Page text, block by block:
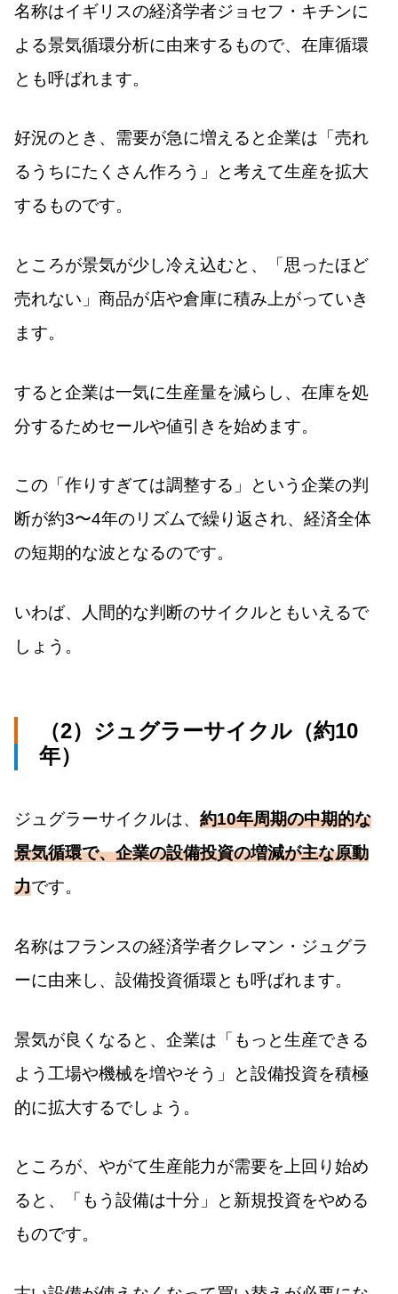
名称はイギリスの経済学者ジョセフ・キチンに
よる景気循環分析に由来するもので、在庫循環
とも呼ばれます。
好況のとき、需要が急に増えると企業は「売れ
るうちにたくさん作ろう」と考えて生産を拡大
するものです。
ところが景気が少し冷え込むと、「思ったほど
売れない」商品が店や倉庫に積み上がっていき
ます。
すると企業は一気に生産量を減らし、在庫を処
分するためセールや値引きを始めます。
この「作りすぎては調整する」という企業の判
断が約3〜4年のリズムで繰り返され、経済全体
の短期的な波となるのです。
いわば、人間的な判断のサイクルともいえるで
しょう。
（2）ジュグラーサイクル（約10
年）
ジュグラーサイクルは、 約10年周期の中期的な
景気循環で、企業の設備投資の増減が主な原動
力です。
名称はフランスの経済学者クレマン・ジュグラ
ーに由来し、設備投資循環とも呼ばれます。
景気が良くなると、企業は「もっと生産できる
よう工場や機械を増やそう」と設備投資を積極
的に拡大するでしょう。
ところが、やがて生産能力が需要を上回り始め
ると、「もう設備は十分」と新規投資をやめる
ものです。